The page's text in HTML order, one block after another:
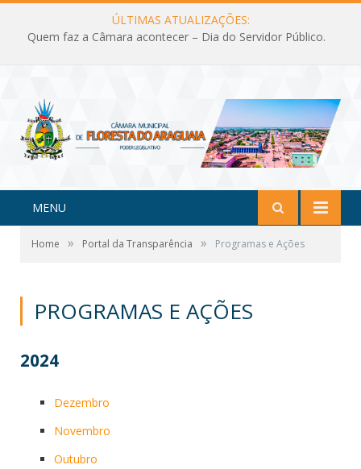
ÚLTIMAS ATUALIZAÇÕES:
Quem faz a Câmara acontecer – Dia do Servidor Público.
MENU
Home » Portal da Transparência » Programas e Ações
PROGRAMAS E AÇÕES
2024
Dezembro
Novembro
Outubro